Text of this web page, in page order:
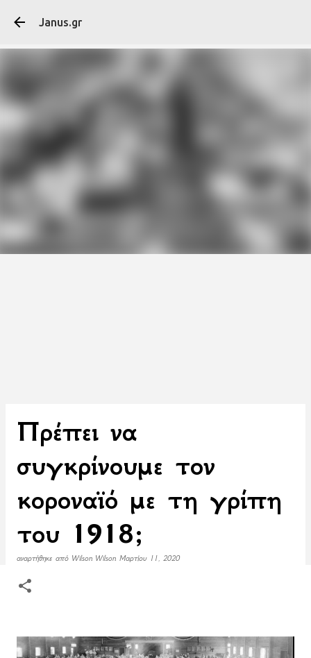
Janus.gr
Πρέπει να
συγκρίνουμε τον
κοροναϊό με τη γρίπη
του 1918;
αναρτήθηκε από Wilson Wilson Μαρτίου 11, 2020